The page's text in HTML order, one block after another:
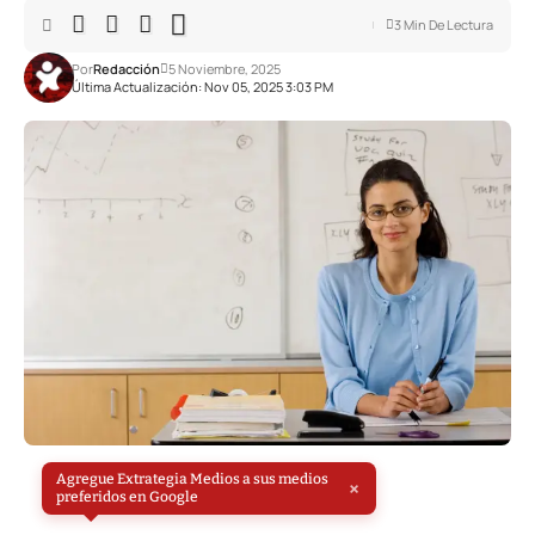
Última Actualización: Nov 05, 2025 3:03 PM
PorRedacción 5 Noviembre, 2025
3 Min De Lectura
Agregue Extrategia Medios a sus medios
preferidos en Google
×